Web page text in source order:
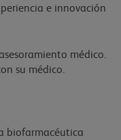
e innovación
médico.
su médico.
biofarmacéutica